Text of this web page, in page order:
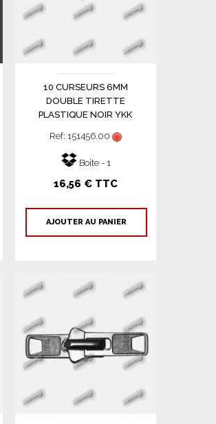
10 CURSEURS 6MM
DOUBLE TIRETTE
PLASTIQUE NOIR YKK
Ref: 151456.00
Boite - 1
16,56 € TTC
AJOUTER AU PANIER